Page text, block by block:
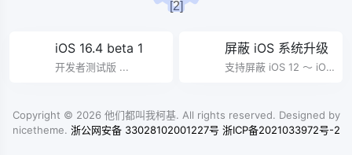
[2]
iOS 16.4 beta 1
开发者测试版 ...
屏蔽 iOS 系统升级
支持屏蔽 iOS 12 ～ iOS
Copyright © 2026 他们都叫我柯基. All rights reserved. Designed by
nicetheme. 浙公网安备 33028102001227号 浙ICP备2021033972号-2